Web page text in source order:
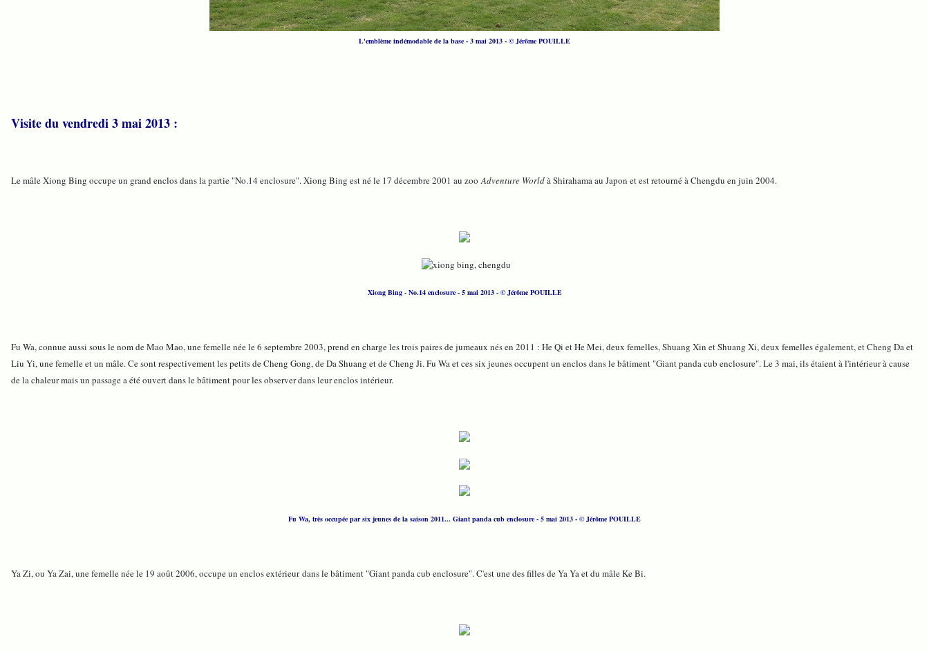
L'emblème indémodable de la base - 3 mai 2013 - © Jérôme POUILLE
Visite du vendredi 3 mai 2013 :
Le mâle Xiong Bing occupe un grand enclos dans la partie "No.14 enclosure". Xiong Bing est né le 17 décembre 2001 au zooAdventure Worldà Shirahama au Japon et est retourné à Chengdu en juin 2004.
Xiong Bing - No.14 enclosure - 5 mai 2013 - © Jérôme POUILLE
Fu Wa, connue aussi sous le nom de Mao Mao, une femelle née le 6 septembre 2003, prend en charge les trois paires de jumeaux nés en 2011 : He Qi et He Mei, deux femelles, Shuang Xin et Shuang Xi, deux femelles également, et Cheng Da et
Liu Yi, une femelle et un mâle. Ce sont respectivement les petits de Cheng Gong, de Da Shuang et de Cheng Ji. Fu Wa et ces six jeunes occupent un enclos dans le bâtiment "Giant panda cub enclosure". Le 3 mai, ils étaient à l'intérieur à cause
de la chaleur mais un passage a été ouvert dans le bâtiment pour les observer dans leur enclos intérieur.
Fu Wa, très occupée par six jeunes de la saison 2011... Giant panda cub enclosure - 5 mai 2013 - © Jérôme POUILLE
Ya Zi, ou Ya Zai, une femelle née le 19 août 2006, occupe un enclos extérieurdans le bâtiment "Giant panda cub enclosure". C'est une des filles de Ya Ya et du mâle Ke Bi.